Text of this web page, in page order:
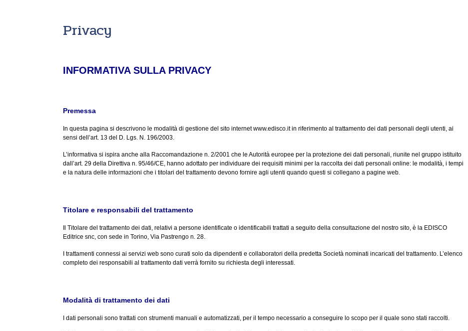
Privacy
INFORMATIVA SULLA PRIVACY
Premessa
In questa pagina si descrivono le modalità di gestione del sito internet www.edisco.it in riferimento al trattamento dei dati personali degli utenti, ai
sensi dell’art. 13 del D. Lgs. N. 196/2003.
L’informativa si ispira anche alla Raccomandazione n. 2/2001 che le Autorità europee per la protezione dei dati personali, riunite nel gruppo istituito
dall’art. 29 della Direttiva n. 95/46/CE, hanno adottato per individuare dei requisiti minimi per la raccolta dei dati personali online: le modalità, i tempi
e la natura delle informazioni che i titolari del trattamento devono fornire agli utenti quando questi si collegano a pagine web.
Titolare e responsabili del trattamento
Il Titolare del trattamento dei dati, relativi a persone identificate o identificabili trattati a seguito della consultazione del nostro sito, è la EDISCO
Editrice snc, con sede in Torino, Via Pastrengo n. 28.
I trattamenti connessi ai servizi web sono curati solo da dipendenti e collaboratori della predetta Società nominati incaricati del trattamento. L’elenco
completo dei responsabili al trattamento dati verrà fornito su richiesta degli interessati.
Modalità di trattamento dei dati
I dati personali sono trattati con strumenti manuali e automatizzati, per il tempo necessario a conseguire lo scopo per il quale sono stati raccolti.